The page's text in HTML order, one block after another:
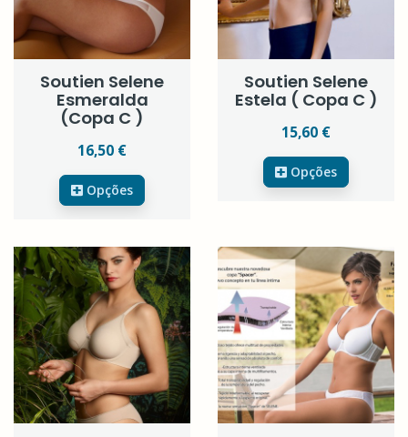
Soutien Selene
Esmeralda
(Copa C )
16,50 €
Opções
Soutien Selene
Estela ( Copa C )
15,60 €
Opções